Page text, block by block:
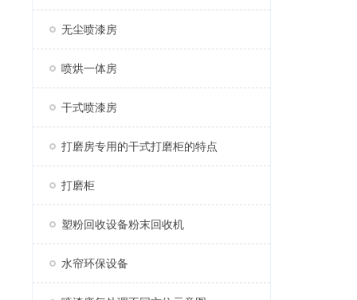
无尘喷漆房
喷烘一体房
干式喷漆房
打磨房专用的干式打磨柜的特点
打磨柜
塑粉回收设备粉末回收机
水帘环保设备